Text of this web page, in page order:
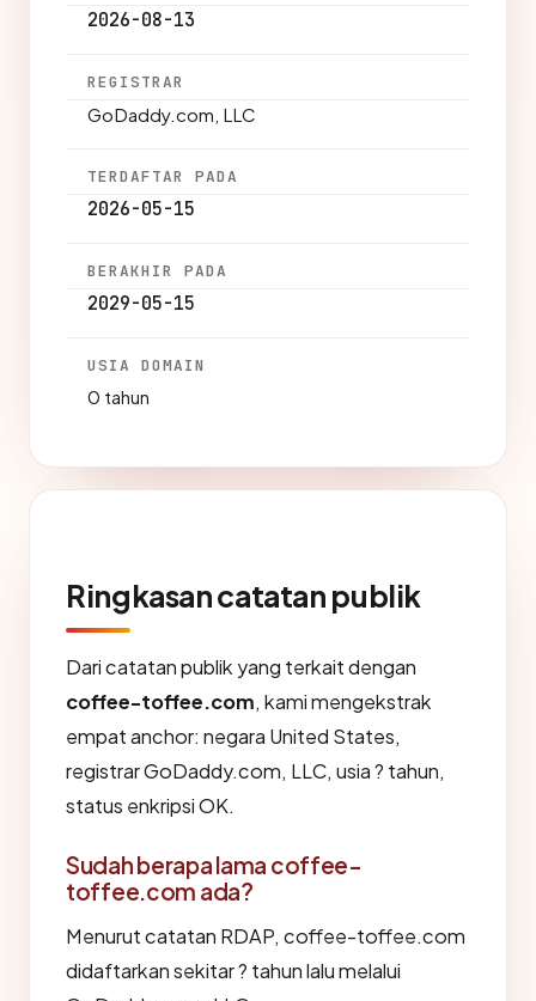
2026-08-13
REGISTRAR
GoDaddy.com, LLC
TERDAFTAR PADA
2026-05-15
BERAKHIR PADA
2029-05-15
USIA DOMAIN
0 tahun
Ringkasan catatan publik
Dari catatan publik yang terkait dengan
coffee-toffee.com, kami mengekstrak
empat anchor: negara United States,
registrar GoDaddy.com, LLC, usia ? tahun,
status enkripsi OK.
Sudah berapa lama coffee-
toffee.com ada?
Menurut catatan RDAP, coffee-toffee.com
didaftarkan sekitar ? tahun lalu melalui